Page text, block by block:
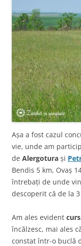
Așa a fost cazul
vie, unde am
de Alergotura și
Bendis 5 km, Ovaș
întrebați de unde
descoperit că de la
Am ales evident
încălzesc, mai ales
constat într-o buclă